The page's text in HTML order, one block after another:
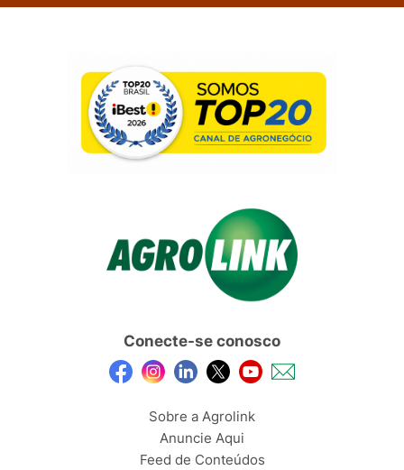
Conecte-se conosco
Sobre a Agrolink
Anuncie Aqui
Feed de Conteúdos